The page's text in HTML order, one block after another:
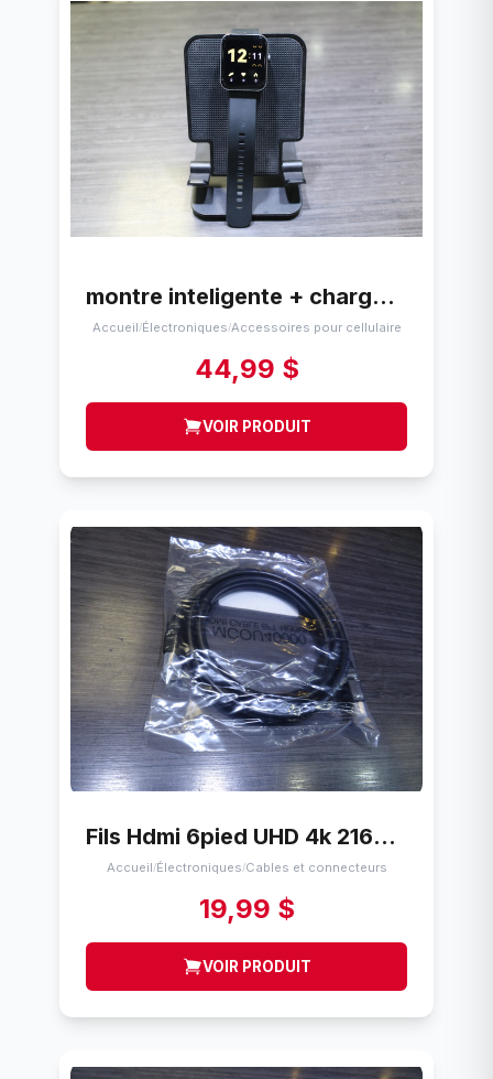
montre inteligente + chargeur apex Apex Fit Plus Smart Watch
Accueil/Électroniques/Accessoires pour cellulaire
44,99 $
VOIR PRODUIT
Fils Hdmi 6pied UHD 4k 2160p UST MCOU40000
Accueil/Électroniques/Cables et connecteurs
19,99 $
VOIR PRODUIT